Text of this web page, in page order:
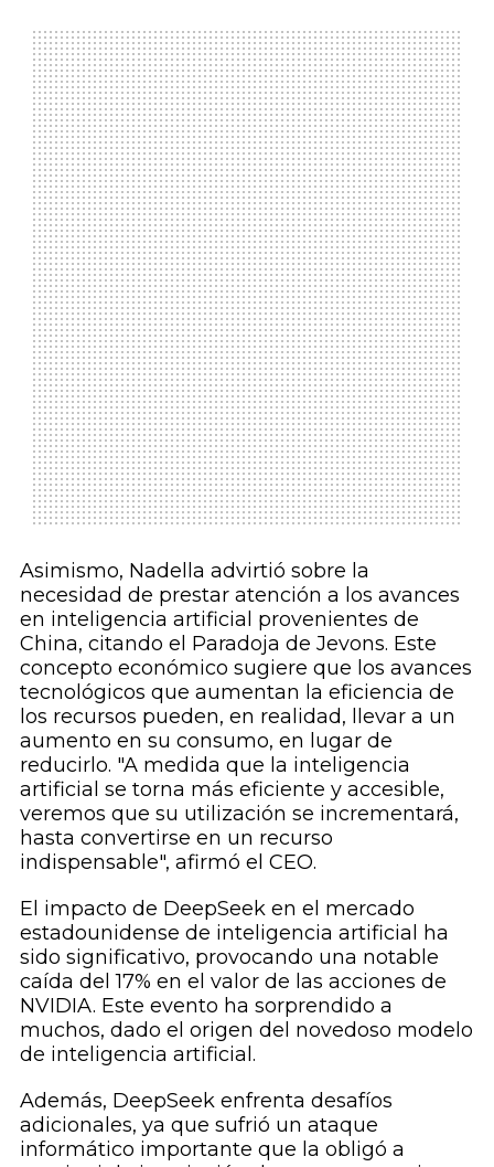
Asimismo, Nadella advirtió sobre la
necesidad de prestar atención a los avances
en inteligencia artificial provenientes de
China, citando el Paradoja de Jevons. Este
concepto económico sugiere que los avances
tecnológicos que aumentan la eficiencia de
los recursos pueden, en realidad, llevar a un
aumento en su consumo, en lugar de
reducirlo. "A medida que la inteligencia
artificial se torna más eficiente y accesible,
veremos que su utilización se incrementará,
hasta convertirse en un recurso
indispensable", afirmó el CEO.
El impacto de DeepSeek en el mercado
estadounidense de inteligencia artificial ha
sido significativo, provocando una notable
caída del 17% en el valor de las acciones de
NVIDIA. Este evento ha sorprendido a
muchos, dado el origen del novedoso modelo
de inteligencia artificial.
Además, DeepSeek enfrenta desafíos
adicionales, ya que sufrió un ataque
informático importante que la obligó a